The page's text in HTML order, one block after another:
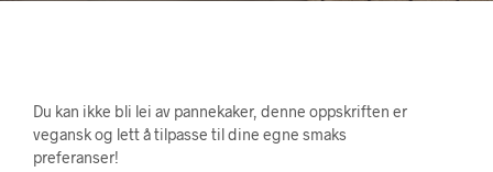
Du kan ikke bli lei av pannekaker, denne oppskriften er
vegansk og lett å tilpasse til dine egne smaks
preferanser!